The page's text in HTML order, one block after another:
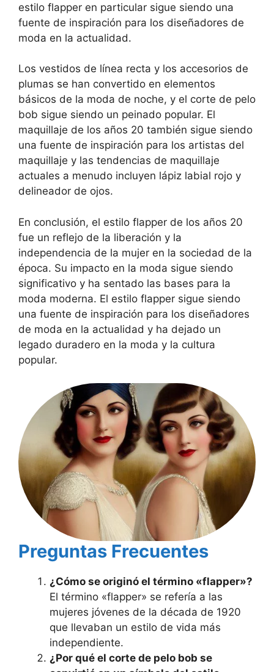
estilo flapper en particular sigue siendo una
fuente de inspiración para los diseñadores de
moda en la actualidad.
Los vestidos de línea recta y los accesorios de
plumas se han convertido en elementos
básicos de la moda de noche, y el corte de pelo
bob sigue siendo un peinado popular. El
maquillaje de los años 20 también sigue siendo
una fuente de inspiración para los artistas del
maquillaje y las tendencias de maquillaje
actuales a menudo incluyen lápiz labial rojo y
delineador de ojos.
En conclusión, el estilo flapper de los años 20
fue un reflejo de la liberación y la
independencia de la mujer en la sociedad de la
época. Su impacto en la moda sigue siendo
significativo y ha sentado las bases para la
moda moderna. El estilo flapper sigue siendo
una fuente de inspiración para los diseñadores
de moda en la actualidad y ha dejado un
legado duradero en la moda y la cultura
popular.
Preguntas Frecuentes
¿Cómo se originó el término «flapper»?
El término «flapper» se refería a las
mujeres jóvenes de la década de 1920
que llevaban un estilo de vida más
independiente.
¿Por qué el corte de pelo bob se